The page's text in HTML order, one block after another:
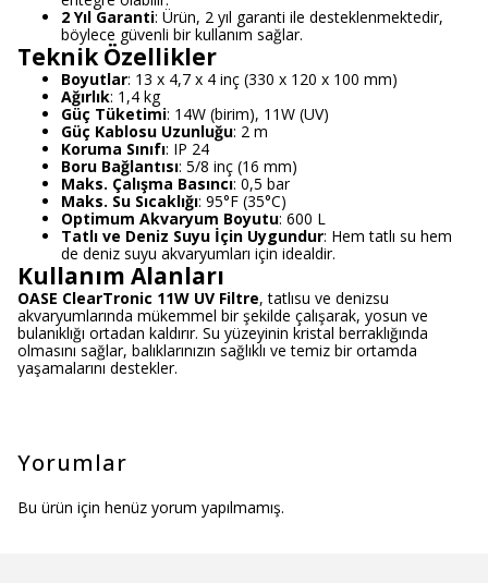
2 Yıl Garanti: Ürün, 2 yıl garanti ile desteklenmektedir,
böylece güvenli bir kullanım sağlar.
Teknik Özellikler
Boyutlar: 13 x 4,7 x 4 inç (330 x 120 x 100 mm)
Ağırlık: 1,4 kg
Güç Tüketimi: 14W (birim), 11W (UV)
Güç Kablosu Uzunluğu: 2 m
Koruma Sınıfı: IP 24
Boru Bağlantısı: 5/8 inç (16 mm)
Maks. Çalışma Basıncı: 0,5 bar
Maks. Su Sıcaklığı: 95°F (35°C)
Optimum Akvaryum Boyutu: 600 L
Tatlı ve Deniz Suyu İçin Uygundur: Hem tatlı su hem
de deniz suyu akvaryumları için idealdir.
Kullanım Alanları
OASE ClearTronic 11W UV Filtre, tatlısu ve denizsu
akvaryumlarında mükemmel bir şekilde çalışarak, yosun ve
bulanıklığı ortadan kaldırır. Su yüzeyinin kristal berraklığında
olmasını sağlar, balıklarınızın sağlıklı ve temiz bir ortamda
yaşamalarını destekler.
Yorumlar
Bu ürün için henüz yorum yapılmamış.